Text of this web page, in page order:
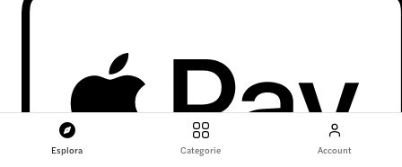
Esplora Categorie Account